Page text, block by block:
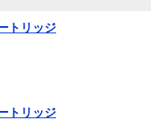
トリッジ
トリッジ